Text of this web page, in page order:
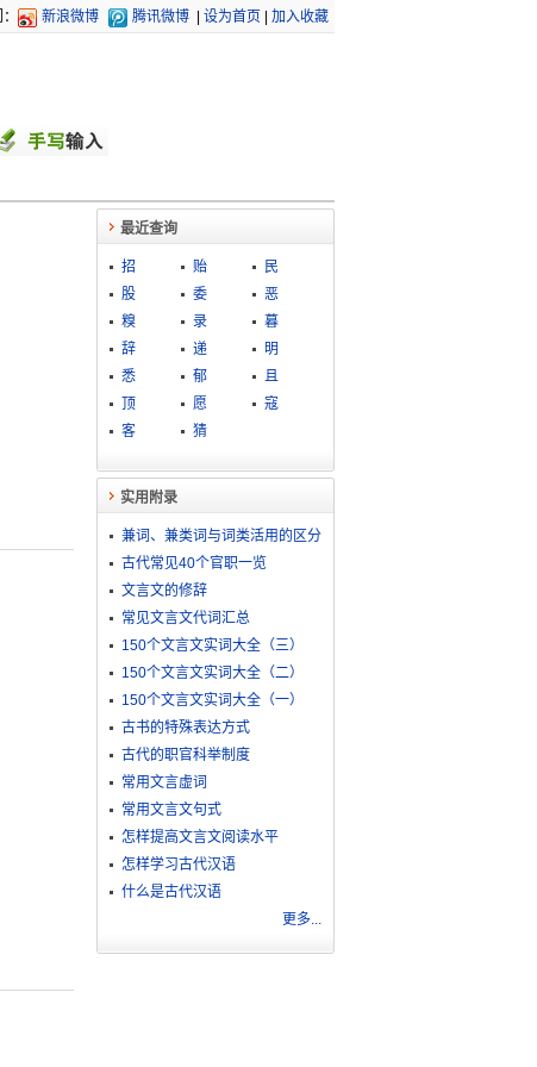
新浪微博 腾讯微博 设为首页 加入收藏
最近查询
招 贻
民
股
委
恶
糗
录
暮
辞
递
明
悉
郁
且
顶
愿
寇
客
猜
实用附录
兼词、兼类词与词类活用的区分
古代常见40个官职一览
文言文的修辞
常见文言文代词汇总
150个文言文实词大全（三）
150个文言文实词大全（二）
150个文言文实词大全（一）
古书的特殊表达方式
古代的职官科举制度
常用文言虚词
常用文言文句式
怎样提高文言文阅读水平
怎样学习古代汉语
什么是古代汉语
更多...